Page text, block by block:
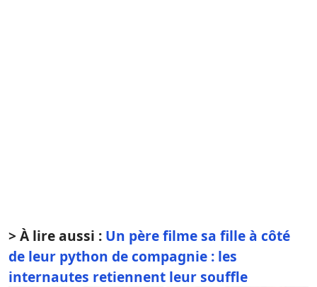
> À lire aussi : Un père filme sa fille à côté
de leur python de compagnie : les
internautes retiennent leur souffle